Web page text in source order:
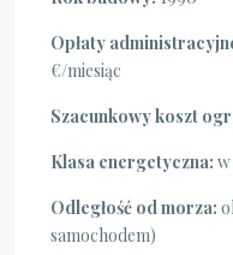
Opłaty
€/miesiąc
Szacunkowy koszt
Klasa energetyczna:
Odległość od morza:
samochodem)